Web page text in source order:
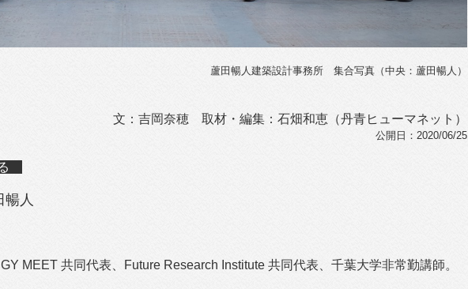
蘆田暢人建築設計事務所 集合写真（中央：蘆田暢人）
文：吉岡奈穂 取材・編集：石畑和恵（丹青ヒューマネット）
公開日：2020/06/25
人
MEET 共同代表、Future Research Institute 共同代表、千葉大学非常勤講師。